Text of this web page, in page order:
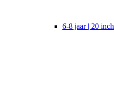
6-8 jaar | 20 inch